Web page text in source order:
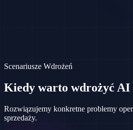
Scenariusze Wdrożeń
Kiedy warto wdrożyć AI
Rozwiązujemy konkretne problemy
sprzedaży.